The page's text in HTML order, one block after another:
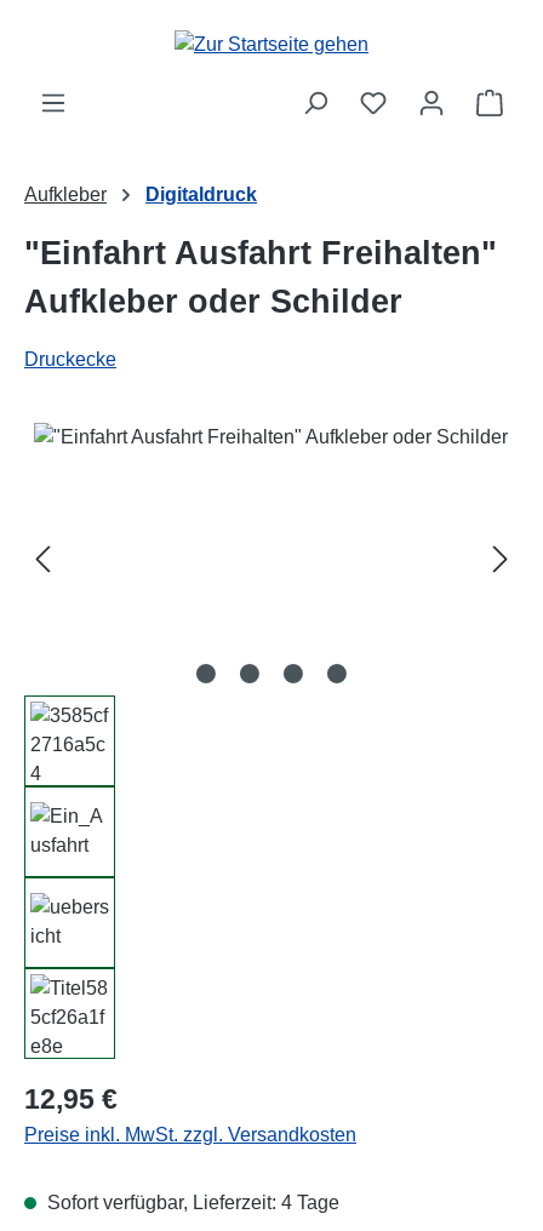
Zum Hauptinhalt springen
Aufkleber Digitaldruck
"Einfahrt Ausfahrt Freihalten"
Aufkleber oder Schilder
Druckecke
Bildergalerie überspringen
Regulärer Preis:
12,95 €
Preise inkl. MwSt. zzgl. Versandkosten
Sofort verfügbar, Lieferzeit: 4 Tage